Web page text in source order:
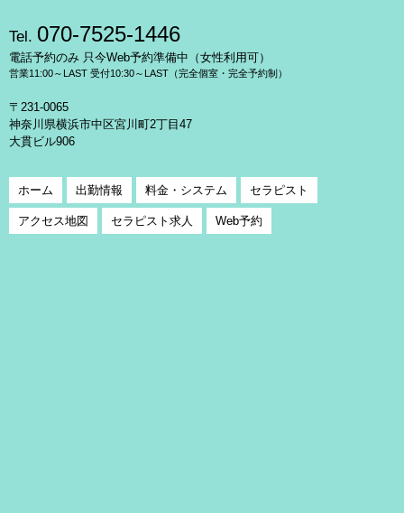
Tel. 070-7525-1446
電話予約のみ 只今Web予約準備中（女性利用可）
営業11:00～LAST 受付10:30～LAST（完全個室・完全予約制）
〒231-0065
神奈川県横浜市中区宮川町2丁目47
大貫ビル906
ホーム 出勤情報 料金・システム セラピスト
アクセス地図 セラピスト求人 Web予約